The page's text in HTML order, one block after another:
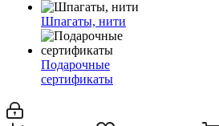
Шпагаты, нити
Подарочные
сертификаты